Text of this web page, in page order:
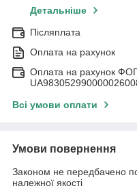
Детальніше
Післяплата
Оплата на рахунок
Оплата на рахунок
Всі умови оплати
Умови повернення
Законом не передбачено
належної якості